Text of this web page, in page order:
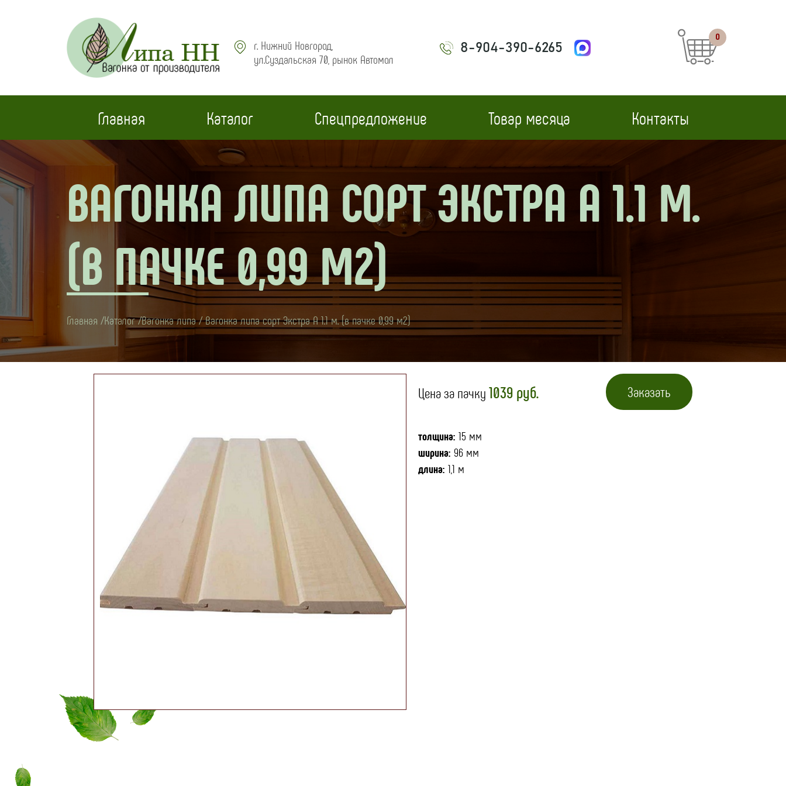
г. Нижний Новгород,
ул.Суздальская 70, рынок Автомол
8-904-390-6265
0
Главная Каталог Спецпредложение Товар месяца Контакты
ВАГОНКА ЛИПА СОРТ ЭКСТРА А 1.1 М.
(В ПАЧКЕ 0,99 М2)
Главная Каталог Вагонка липа Вагонка липа сорт Экстра А 1.1 м. (в пачке 0,99 м2)
Цена за пачку 1039 руб. Заказать
толщина: 15 мм
ширина: 96 мм
длина: 1,1 м